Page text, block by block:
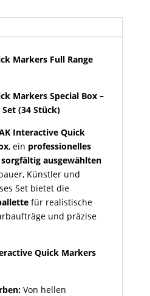
Markers Full Range
Markers Special Box –
(34 Stück)
Interactive Quick
, ein professionelles
sorgfältig ausgewählten
Künstler und
Set bietet die
für realistische
und präzise
Quick Markers
Von hellen